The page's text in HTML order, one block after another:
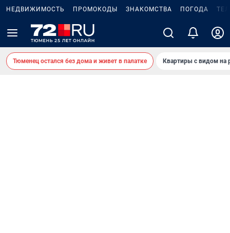
НЕДВИЖИМОСТЬ ПРОМОКОДЫ ЗНАКОМСТВА ПОГОДА
Тюменец остался без дома и живет в палатке Квартиры с видом на